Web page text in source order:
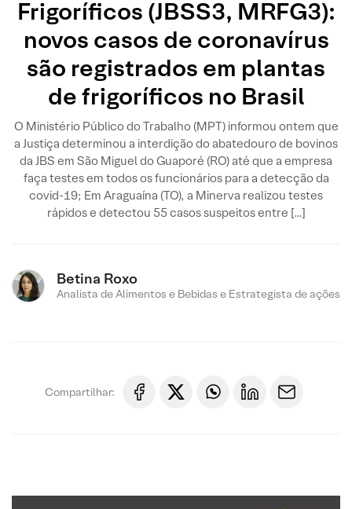
Frigoríficos (JBSS3, MRFG3):
novos casos de coronavírus
são registrados em plantas
de frigoríficos no Brasil
O Ministério Público do Trabalho (MPT) informou ontem que
a Justiça determinou a interdição do abatedouro de bovinos
da JBS em São Miguel do Guaporé (RO) até que a empresa
faça testes em todos os funcionários para a detecção da
covid-19; Em Araguaína (TO), a Minerva realizou testes
rápidos e detectou 55 casos suspeitos entre […]
Betina Roxo
Analista de Alimentos e Bebidas e Estrategista de ações
Compartilhar: